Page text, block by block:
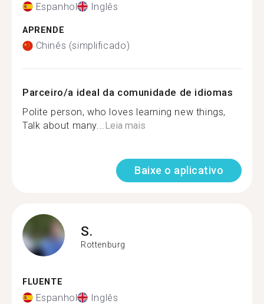
Espanhol Inglês
APRENDE
Chinês (simplificado)
Parceiro/a ideal da comunidade de idiomas
Polite person, who loves learning new things,
Talk about many...Leia mais
Baixe o aplicativo
S.
Rottenburg
FLUENTE
Espanhol Inglês